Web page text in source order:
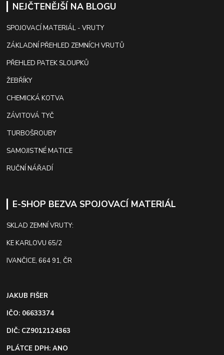
NEJČTENĚJŠÍ NA BLOGU
SPOJOVACÍ MATERIÁL - VRUTY
ZÁKLADNÍ PŘEHLED ZEMNÍCH VRUTŮ
PŘEHLED PATEK SLOUPKŮ
ŽEBŘÍKY
CHEMICKÁ KOTVA
ZÁVITOVÁ TYČ
TURBOŠROUBY
SAMOJISTNÉ MATICE
RUČNÍ NÁŘADÍ
E-SHOP BEZVA SPOJOVACÍ MATERIÁL
SKLAD ZEMNÍ VRUTY:
KE KARLOVU 65/2
IVANČICE, 664 91, ČR
JAKUB FIŠER
IČO: 06633374
DIČ: CZ9012124363
PLÁTCE DPH: ANO